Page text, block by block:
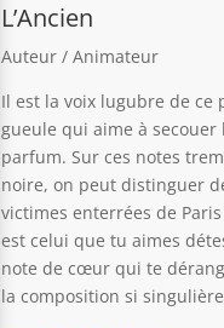
L’Ancien
Auteur / Animateur
Il est la voix lugubre de ce
gueule qui aime à secouer
parfum. Sur ces notes
noire, on peut distinguer
victimes enterrées de Paris
est celui que tu aimes
note de cœur qui te
la composition si